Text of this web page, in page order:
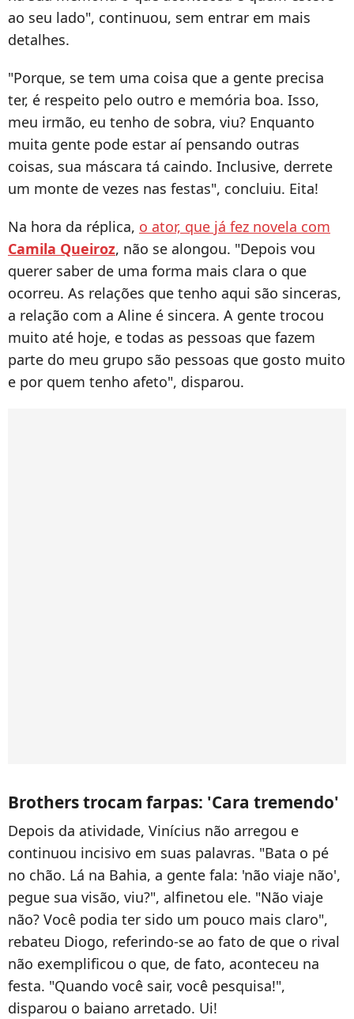
ao seu lado", continuou, sem entrar em mais
detalhes.
"Porque, se tem uma coisa que a gente precisa
ter, é respeito pelo outro e memória boa. Isso,
meu irmão, eu tenho de sobra, viu? Enquanto
muita gente pode estar aí pensando outras
coisas, sua máscara tá caindo. Inclusive, derrete
um monte de vezes nas festas", concluiu. Eita!
Na hora da réplica, o ator, que já fez novela com
Camila Queiroz, não se alongou. "Depois vou
querer saber de uma forma mais clara o que
ocorreu. As relações que tenho aqui são sinceras,
a relação com a Aline é sincera. A gente trocou
muito até hoje, e todas as pessoas que fazem
parte do meu grupo são pessoas que gosto muito
e por quem tenho afeto", disparou.
Brothers trocam farpas: 'Cara tremendo'
Depois da atividade, Vinícius não arregou e
continuou incisivo em suas palavras. "Bata o pé
no chão. Lá na Bahia, a gente fala: 'não viaje não',
pegue sua visão, viu?", alfinetou ele. "Não viaje
não? Você podia ter sido um pouco mais claro",
rebateu Diogo, referindo-se ao fato de que o rival
não exemplificou o que, de fato, aconteceu na
festa. "Quando você sair, você pesquisa!",
disparou o baiano arretado. Ui!